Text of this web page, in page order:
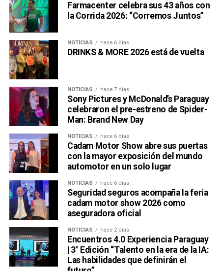
Farmacenter celebra sus 43 años con
la Corrida 2026: “Corremos Juntos”
NOTICIAS hace 6 días
DRINKS & MORE 2026 está de vuelta
NOTICIAS hace 7 días
Sony Pictures y McDonald’s Paraguay
celebraron el pre-estreno de Spider-
Man: Brand New Day
NOTICIAS hace 6 días
Cadam Motor Show abre sus puertas
con la mayor exposición del mundo
automotor en un solo lugar
NOTICIAS hace 6 días
Seguridad seguros acompaña la feria
cadam motor show 2026 como
aseguradora oficial
NOTICIAS hace 2 días
Encuentros 4.0 Experiencia Paraguay
| 3° Edición “Talento en la era de la IA:
Las habilidades que definirán el